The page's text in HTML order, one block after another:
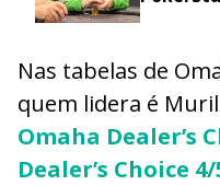
Nas tabelas de
quem lidera é
Omaha Dealer’s
Dealer’s Choice